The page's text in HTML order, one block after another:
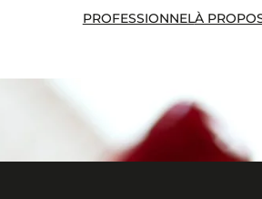
PROFESSIONNELÀ